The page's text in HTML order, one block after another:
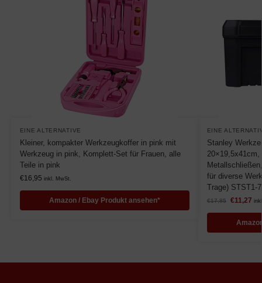
EINE ALTERNATIVE
Kleiner, kompakter Werkzeugkoffer in pink mit
Werkzeug in pink, Komplett-Set für Frauen, alle
Teile in pink
€16,95 inkl. MwSt.
Amazon / Ebay Produkt ansehen*
EINE
Stanley
für diverse
Trage) STST1-
€17,85 €11,27